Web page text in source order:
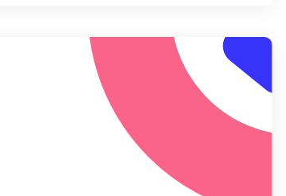
从预设应用
另存为预设